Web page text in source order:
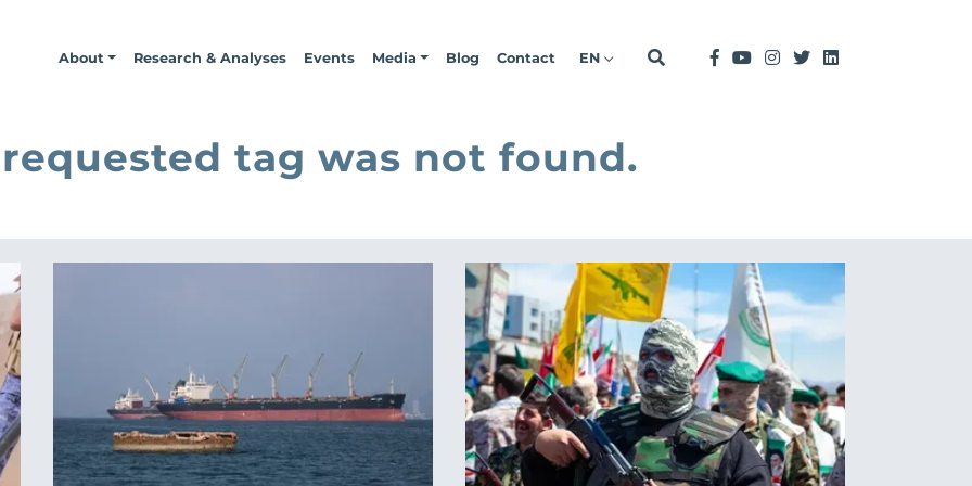
About Research & Analyses Events Media Blog Contact EN
tag was not found.